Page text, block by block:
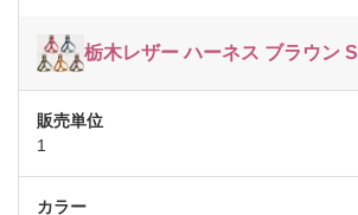
栃木レザー ハーネス ブラウン S
1